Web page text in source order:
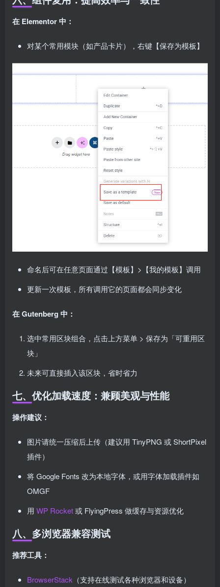
在 Elementor 中：
对某个常用模块（如产品卡片），右键【保存为模板】
命名后可在任意页面通过【模板】>【我的模板】调用
更新一次模板，所有调用它的页面都会同步变化
在 Gutenberg 中：
选中常用区块组合，点击上方菜单 > 保存为「可重用区
块」
未来可直接插入该区块，省时省力
七、优化加载速度：兼顾美观与性能
操作建议：
图片请统一压缩后上传（建议用 TinyPNG 或 ShortPixel
插件）
将 Google Fonts 改为本地字体，或用字体加载插件如
OMGF
用 WP Rocket或 FlyingPress 做缓存与资源优化
八、多浏览器兼容测试
推荐工具：
BrowserStack （支持在线测试各种浏览器和设备）